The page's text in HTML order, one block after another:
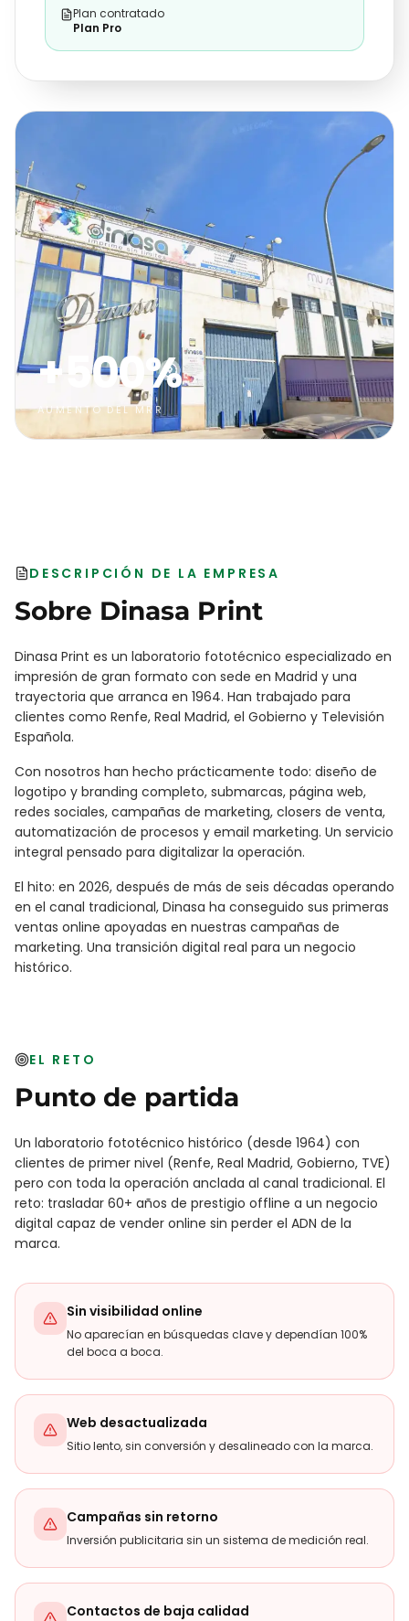
Plan contratado
Plan Pro
+500%
AUMENTO DEL MRR
DESCRIPCIÓN DE LA EMPRESA
Sobre Dinasa Print
Dinasa Print es un laboratorio fototécnico especializado en
impresión de gran formato con sede en Madrid y una
trayectoria que arranca en 1964. Han trabajado para
clientes como Renfe, Real Madrid, el Gobierno y Televisión
Española.
Con nosotros han hecho prácticamente todo: diseño de
logotipo y branding completo, submarcas, página web,
redes sociales, campañas de marketing, closers de venta,
automatización de procesos y email marketing. Un servicio
integral pensado para digitalizar la operación.
El hito: en 2026, después de más de seis décadas operando
en el canal tradicional, Dinasa ha conseguido sus primeras
ventas online apoyadas en nuestras campañas de
marketing. Una transición digital real para un negocio
histórico.
EL RETO
Punto de partida
Un laboratorio fototécnico histórico (desde 1964) con
clientes de primer nivel (Renfe, Real Madrid, Gobierno, TVE)
pero con toda la operación anclada al canal tradicional. El
reto: trasladar 60+ años de prestigio offline a un negocio
digital capaz de vender online sin perder el ADN de la
marca.
Sin visibilidad online
No aparecían en búsquedas clave y dependían 100%
del boca a boca.
Web desactualizada
Sitio lento, sin conversión y desalineado con la marca.
Campañas sin retorno
Inversión publicitaria sin un sistema de medición real.
Contactos de baja calidad